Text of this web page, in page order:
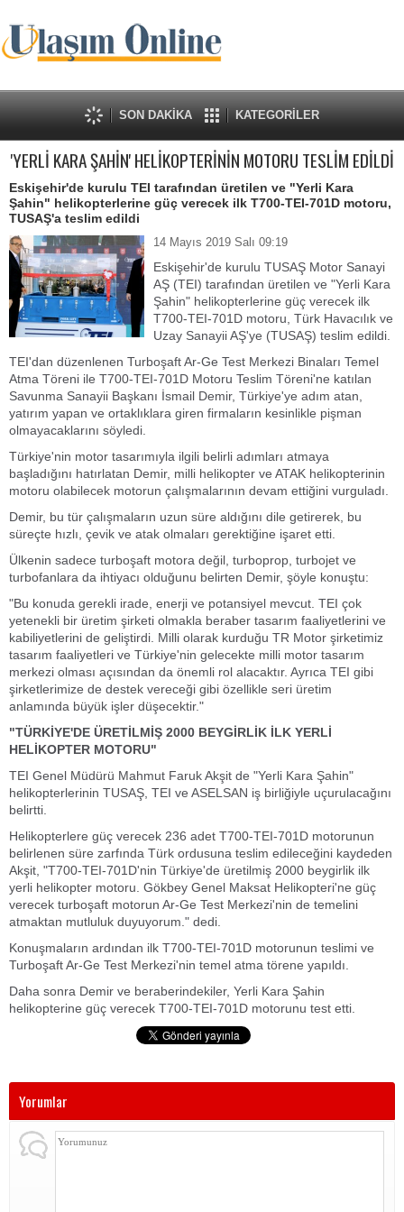
SON DAKİKA KATEGORİLER
'YERLİ KARA ŞAHİN' HELİKOPTERİNİN MOTORU TESLİM EDİLDİ
Eskişehir'de kurulu TEI tarafından üretilen ve "Yerli Kara
Şahin" helikopterlerine güç verecek ilk T700-TEI-701D motoru,
TUSAŞ'a teslim edildi
14 Mayıs 2019 Salı 09:19
Eskişehir'de kurulu TUSAŞ Motor Sanayi
AŞ (TEI) tarafından üretilen ve "Yerli Kara
Şahin" helikopterlerine güç verecek ilk
T700-TEI-701D motoru, Türk Havacılık ve
Uzay Sanayii AŞ'ye (TUSAŞ) teslim edildi.
TEI'dan düzenlenen Turboşaft Ar-Ge Test Merkezi Binaları Temel
Atma Töreni ile T700-TEI-701D Motoru Teslim Töreni'ne katılan
Savunma Sanayii Başkanı İsmail Demir, Türkiye'ye adım atan,
yatırım yapan ve ortaklıklara giren firmaların kesinlikle pişman
olmayacaklarını söyledi.
Türkiye'nin motor tasarımıyla ilgili belirli adımları atmaya
başladığını hatırlatan Demir, milli helikopter ve ATAK helikopterinin
motoru olabilecek motorun çalışmalarının devam ettiğini vurguladı.
Demir, bu tür çalışmaların uzun süre aldığını dile getirerek, bu
süreçte hızlı, çevik ve atak olmaları gerektiğine işaret etti.
Ülkenin sadece turboşaft motora değil, turboprop, turbojet ve
turbofanlara da ihtiyacı olduğunu belirten Demir, şöyle konuştu:
"Bu konuda gerekli irade, enerji ve potansiyel mevcut. TEI çok
yetenekli bir üretim şirketi olmakla beraber tasarım faaliyetlerini ve
kabiliyetlerini de geliştirdi. Milli olarak kurduğu TR Motor şirketimiz
tasarım faaliyetleri ve Türkiye'nin gelecekte milli motor tasarım
merkezi olması açısından da önemli rol alacaktır. Ayrıca TEI gibi
şirketlerimize de destek vereceği gibi özellikle seri üretim
anlamında büyük işler düşecektir."
"TÜRKİYE'DE ÜRETİLMİŞ 2000 BEYGİRLİK İLK YERLİ
HELİKOPTER MOTORU"
TEI Genel Müdürü Mahmut Faruk Akşit de "Yerli Kara Şahin"
helikopterlerinin TUSAŞ, TEI ve ASELSAN iş birliğiyle uçurulacağını
belirtti.
Helikopterlere güç verecek 236 adet T700-TEI-701D motorunun
belirlenen süre zarfında Türk ordusuna teslim edileceğini kaydeden
Akşit, "T700-TEI-701D'nin Türkiye'de üretilmiş 2000 beygirlik ilk
yerli helikopter motoru. Gökbey Genel Maksat Helikopteri'ne güç
verecek turboşaft motorun Ar-Ge Test Merkezi'nin de temelini
atmaktan mutluluk duyuyorum." dedi.
Konuşmaların ardından ilk T700-TEI-701D motorunun teslimi ve
Turboşaft Ar-Ge Test Merkezi'nin temel atma törene yapıldı.
Daha sonra Demir ve beraberindekiler, Yerli Kara Şahin
helikopterine güç verecek T700-TEI-701D motorunu test etti.
Yorumlar